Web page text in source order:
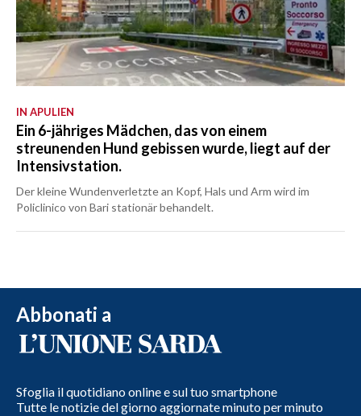
IN APULIEN
Ein 6-jähriges Mädchen, das von einem
streunenden Hund gebissen wurde, liegt auf der
Intensivstation.
Der kleine Wundenverletzte an Kopf, Hals und Arm wird im
Policlinico von Bari stationär behandelt.
Abbonati a
Sfoglia il quotidiano online e sul tuo smartphone
Tutte le notizie del giorno aggiornate minuto per minuto